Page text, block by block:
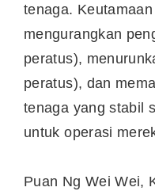
tenaga.
mengurangkan
peratus),
peratus), dan
tenaga yang stabil
untuk operasi
Puan Ng Wei Wei,